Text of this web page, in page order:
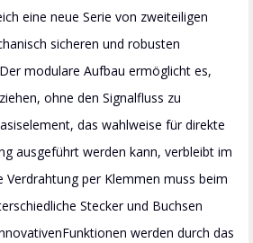
eine neue Serie von zweiteiligen
sicheren und robusten
modulare Aufbau ermöglicht es,
ohne den Signalfluss zu
das wahlweise für direkte
ausgeführt werden kann, verbleibt im
Verdrahtung per Klemmen muss beim
Stecker und Buchsen
werden durch das